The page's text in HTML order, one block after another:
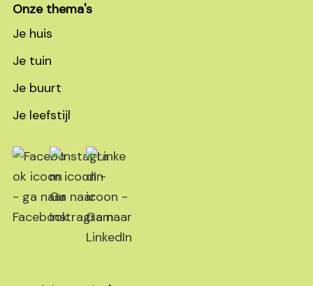
Onze thema's
Je huis
Je tuin
Je buurt
Je leefstijl